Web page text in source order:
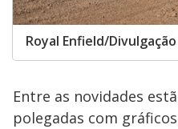
Royal Enfield/Divulgação
Entre as novidades
polegadas com